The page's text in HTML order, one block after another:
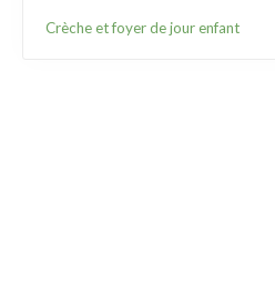
Crèche et foyer de jour enfant